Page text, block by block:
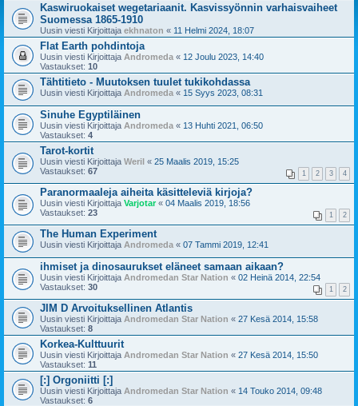
Kaswiruokaiset wegetariaanit. Kasvissyönnin varhaisvaiheet
Suomessa 1865-1910
Uusin viesti Kirjoittaja ekhnaton « 11 Helmi 2024, 18:07
Flat Earth pohdintoja
Uusin viesti Kirjoittaja Andromeda « 12 Joulu 2023, 14:40
Vastaukset: 10
Tähtitieto - Muutoksen tuulet tukikohdassa
Uusin viesti Kirjoittaja Andromeda « 15 Syys 2023, 08:31
Sinuhe Egyptiläinen
Uusin viesti Kirjoittaja Andromeda « 13 Huhti 2021, 06:50
Vastaukset: 4
Tarot-kortit
Uusin viesti Kirjoittaja Weril « 25 Maalis 2019, 15:25
Vastaukset: 67 1 2 3 4
Paranormaaleja aiheita käsitteleviä kirjoja?
Uusin viesti Kirjoittaja Varjotar« 04 Maalis 2019, 18:56
Vastaukset: 23 1 2
The Human Experiment
Uusin viesti Kirjoittaja Andromeda « 07 Tammi 2019, 12:41
ihmiset ja dinosaurukset eläneet samaan aikaan?
Uusin viesti Kirjoittaja Andromedan Star Nation « 02 Heinä 2014, 22:54
Vastaukset: 30 1 2
JIM D Arvoituksellinen Atlantis
Uusin viesti Kirjoittaja Andromedan Star Nation « 27 Kesä 2014, 15:58
Vastaukset: 8
Korkea-Kulttuurit
Uusin viesti Kirjoittaja Andromedan Star Nation « 27 Kesä 2014, 15:50
Vastaukset: 11
[:] Orgoniitti [:]
Uusin viesti Kirjoittaja Andromedan Star Nation « 14 Touko 2014, 09:48
Vastaukset: 6